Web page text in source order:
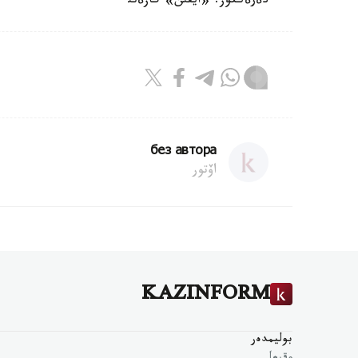
без автора
اۆتور
KAZINFORM
بوليمدەر